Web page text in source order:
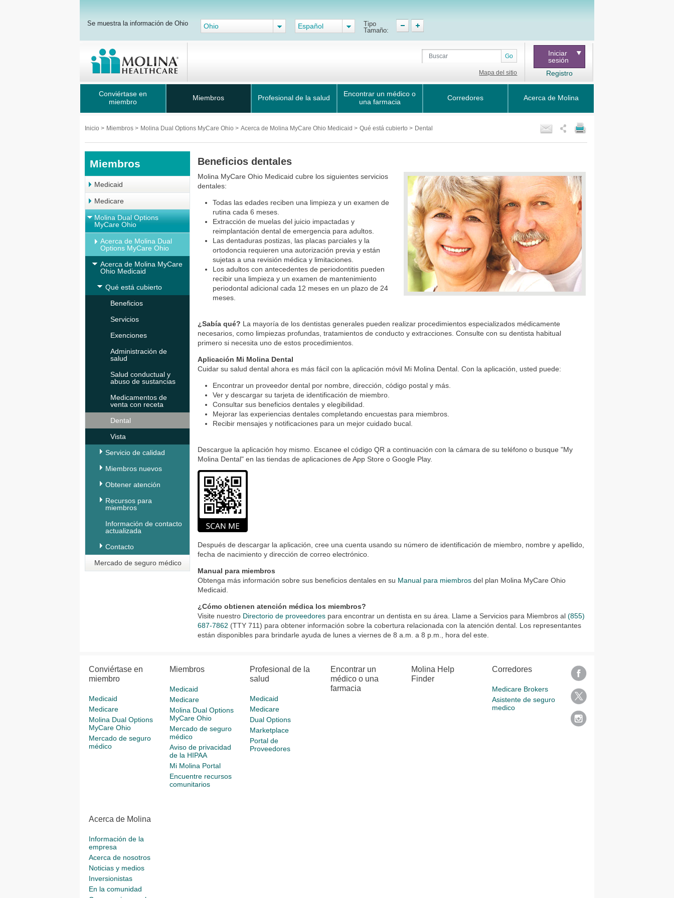
Se muestra la información de Ohio Ohio Español
Tipo
Tamaño:
Go
Mapa del sitio
Iniciar
sesión
Registro
Conviértase en
miembro
Miembros Profesional de la salud
Encontrar un médico o
una farmacia
Corredores Acerca de Molina
Inicio > Miembros > Molina Dual Options MyCare Ohio > Acerca de Molina MyCare Ohio Medicaid > Qué está cubierto > Dental
Miembros
Medicaid
Medicare
Molina Dual Options
MyCare Ohio
Acerca de Molina Dual
Options MyCare Ohio
Acerca de Molina MyCare
Ohio Medicaid
Qué está cubierto
Beneficios
Servicios
Exenciones
Administración de
salud
Salud conductual y
abuso de sustancias
Medicamentos de
venta con receta
Dental
Vista
Servicio de calidad
Miembros nuevos
Obtener atención
Recursos para
miembros
Información de contacto
actualizada
Contacto
Mercado de seguro médico
Beneficios dentales
Molina MyCare Ohio Medicaid cubre los siguientes servicios
dentales:
Todas las edades reciben una limpieza y un examen de
rutina cada 6 meses.
Extracción de muelas del juicio impactadas y
reimplantación dental de emergencia para adultos.
Las dentaduras postizas, las placas parciales y la
ortodoncia requieren una autorización previa y están
sujetas a una revisión médica y limitaciones.
Los adultos con antecedentes de periodontitis pueden
recibir una limpieza y un examen de mantenimiento
periodontal adicional cada 12 meses en un plazo de 24
meses.
¿Sabía qué? La mayoría de los dentistas generales pueden realizar procedimientos especializados médicamente
necesarios, como limpiezas profundas, tratamientos de conducto y extracciones. Consulte con su dentista habitual
primero si necesita uno de estos procedimientos.
Aplicación Mi Molina Dental
Cuidar su salud dental ahora es más fácil con la aplicación móvil Mi Molina Dental. Con la aplicación, usted puede:
Encontrar un proveedor dental por nombre, dirección, código postal y más.
Ver y descargar su tarjeta de identificación de miembro.
Consultar sus beneficios dentales y elegibilidad.
Mejorar las experiencias dentales completando encuestas para miembros.
Recibir mensajes y notificaciones para un mejor cuidado bucal.
Descargue la aplicación hoy mismo. Escanee el código QR a continuación con la cámara de su teléfono o busque "My
Molina Dental" en las tiendas de aplicaciones de App Store o Google Play.
Después de descargar la aplicación, cree una cuenta usando su número de identificación de miembro, nombre y apellido,
fecha de nacimiento y dirección de correo electrónico.
Manual para miembros
Obtenga más información sobre sus beneficios dentales en su Manual para miembros del plan Molina MyCare Ohio
Medicaid.
¿Cómo obtienen atención médica los miembros?
Visite nuestro Directorio de proveedores para encontrar un dentista en su área. Llame a Servicios para Miembros al(855)
687-7862 (TTY 711) para obtener información sobre la cobertura relacionada con la atención dental. Los representantes
están disponibles para brindarle ayuda de lunes a viernes de 8 a.m. a 8 p.m., hora del este.
Conviértase en
miembro
Medicaid
Medicare
Molina Dual Options
MyCare Ohio
Mercado de seguro
médico
Miembros
Medicaid
Medicare
Molina Dual Options
MyCare Ohio
Mercado de seguro
médico
Aviso de privacidad
de la HIPAA
Mi Molina Portal
Encuentre recursos
comunitarios
Profesional de la
salud
Medicaid
Medicare
Dual Options
Marketplace
Portal de
Proveedores
Encontrar un
médico o una
farmacia
Molina Help
Finder
Corredores
Medicare Brokers
Asistente de seguro
medico
Acerca de Molina
Información de la
empresa
Acerca de nosotros
Noticias y medios
Inversionistas
En la comunidad